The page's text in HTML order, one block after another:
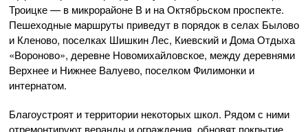
Троицке — в микрорайоне В и на Октябрьском проспекте.
Пешеходные маршруты приведут в порядок в селах Былово
и Кленово, поселках Шишкин Лес, Киевский и Дома Отдыха
«Вороново», деревне Новомихайловское, между деревнями
Верхнее и Нижнее Валуево, поселком Филимонки и
интернатом.
Благоустроят и территории некоторых школ. Рядом с ними
отремонтируют веранды и ограждения, обновят покрытие